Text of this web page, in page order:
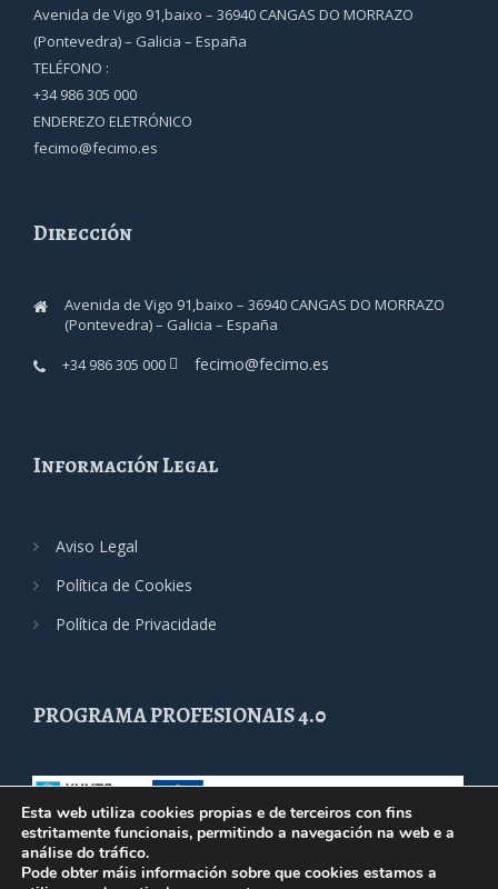
Avenida de Vigo 91,baixo – 36940 CANGAS DO MORRAZO
(Pontevedra) – Galicia – España
TELÉFONO :
+34 986 305 000
ENDEREZO ELETRÓNICO
fecimo@fecimo.es
Dirección
Avenida de Vigo 91,baixo – 36940 CANGAS DO MORRAZO
(Pontevedra) – Galicia – España
+34 986 305 000
fecimo@fecimo.es
Información Legal
Aviso Legal
Política de Cookies
Política de Privacidade
PROGRAMA PROFESIONAIS 4.0
Esta web utiliza cookies propias e de terceiros con fins
estritamente funcionais, permitindo a navegación na web e a
análise do tráfico.
Pode obter máis información sobre que cookies estamos a